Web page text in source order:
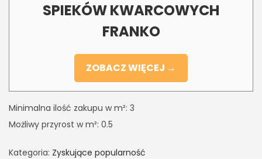
SPIEKÓW KWARCOWYCH
FRANKO
ZOBACZ WIĘCEJ →
Minimalna ilość zakupu w m²: 3
Możliwy przyrost w m²: 0.5
Kategoria: Zyskujące popularność